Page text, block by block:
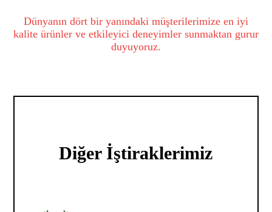
Dünyanın dört bir yanındaki müşterilerimize en iyi
kalite ürünler ve etkileyici deneyimler sunmaktan gurur
duyuyoruz.
Diğer İştiraklerimiz